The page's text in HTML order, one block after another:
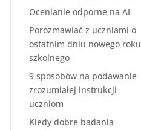
Ocenianie odporne na AI
Porozmawiać z uczniami o
ostatnim dniu nowego roku
szkolnego
9 sposobów na podawanie
zrozumiałej instrukcji
uczniom
Kiedy dobre badania